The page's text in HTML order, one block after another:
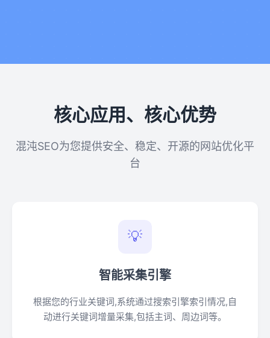
核心应用、核心优势
混沌SEO为您提供安全、稳定、开源的网站优化平
台
💡
智能采集引擎
根据您的行业关键词,系统通过搜索引擎索引情况,自
动进行关键词增量采集,包括主词、周边词等。